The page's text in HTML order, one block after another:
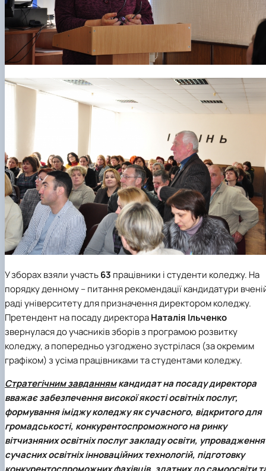
У зборах взяли участь63 працівники і студенти коледжу. На
порядку денному – питання рекомендації кандидатури
раді університету для призначення директором коледжу.
Претендент на посаду директораНаталія Ільченко
звернулася до учасників зборів з програмою розвитку
коледжу, а попередньо узгоджено зустрілася (за окремим
графіком) з усіма працівниками та студентами коледжу.
Стратегічним завданнямкандидат на посаду директора
вважає забезпечення високої якості освітніх послуг,
формування іміджу коледжу як сучасного, відкритого для
громадськості, конкурентоспроможного на ринку
вітчизняних освітніх послуг закладу освіти, упровадження
сучасних освітніх інноваційних технологій, підготовку